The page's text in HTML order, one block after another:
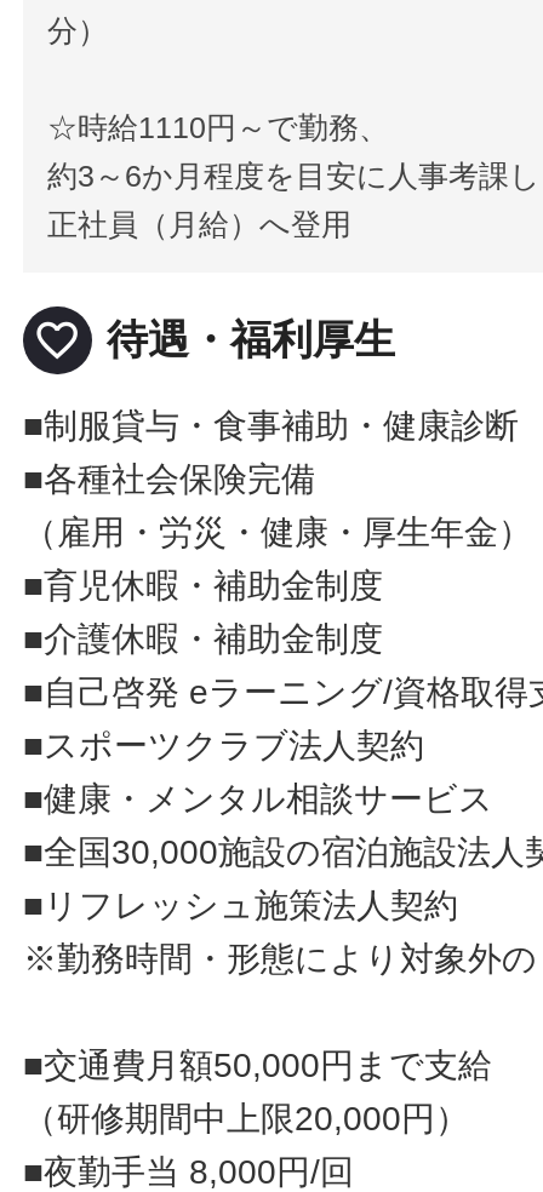
分）
☆時給1110円～で勤務、
約3～6か月程度を目安に人事考課し
正社員（月給）へ登用
favorite_border 待遇・福利厚生
■制服貸与・食事補助・健康診断
■各種社会保険完備
（雇用・労災・健康・厚生年金）
■育児休暇・補助金制度
■介護休暇・補助金制度
■自己啓発 eラーニング/資格取得
■スポーツクラブ法人契約
■健康・メンタル相談サービス
■全国30,000施設の宿泊施設法人
■リフレッシュ施策法人契約
※勤務時間・形態により対象外
■交通費月額50,000円まで支給
（研修期間中上限20,000円）
■夜勤手当 8,000円/回